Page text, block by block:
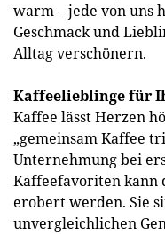
warm – jede von uns
Geschmack und
Alltag verschönern.
Kaffeelieblinge für
Kaffee lässt Herzen
„gemeinsam Kaffee
Unternehmung bei
Kaffeefavoriten kann
erobert werden. Sie
unvergleichlichen